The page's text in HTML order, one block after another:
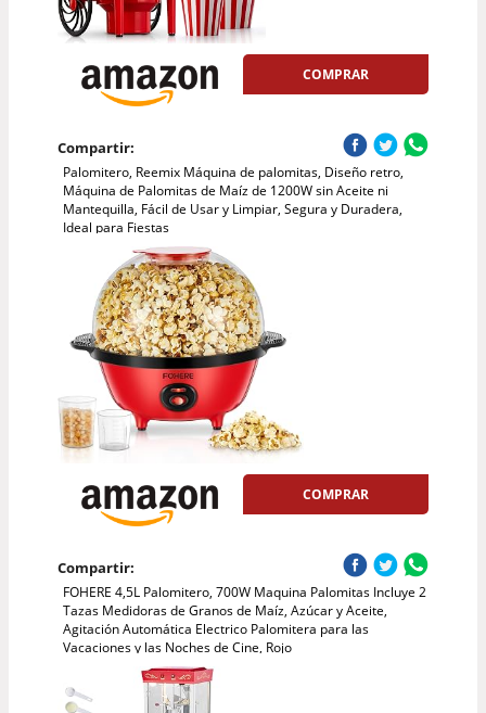
COMPRAR
Compartir:
Palomitero, Reemix Máquina de palomitas, Diseño retro,
Máquina de Palomitas de Maíz de 1200W sin Aceite ni
Mantequilla, Fácil de Usar y Limpiar, Segura y Duradera,
Ideal para Fiestas
COMPRAR
Compartir:
FOHERE 4,5L Palomitero, 700W Maquina Palomitas Incluye 2
Tazas Medidoras de Granos de Maíz, Azúcar y Aceite,
Agitación Automática Electrico Palomitera para las
Vacaciones y las Noches de Cine, Rojo